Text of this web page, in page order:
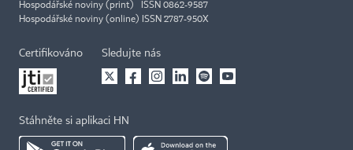
Hospodářské noviny (print) ISSN 0862-9587
Hospodářské noviny (online) ISSN 2787-950X
Certifikováno Sledujte nás
Stáhněte si aplikaci HN